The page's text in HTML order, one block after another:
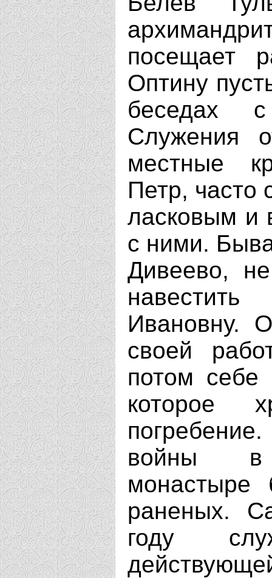
посещает
Оптину
беседах
Служения
местные
Петр, часто
ласковым и
с ними.
Дивеево,
Ивановну.
своей
потом себе
которое
войны в
монастыре
раненых.
году